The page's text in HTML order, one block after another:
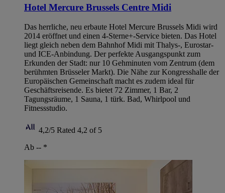
Hotel Mercure Brussels Centre Midi
Das herrliche, neu erbaute Hotel Mercure Brussels Midi wird
2014 eröffnet und einen 4-Sterne+-Service bieten. Das Hotel
liegt gleich neben dem Bahnhof Midi mit Thalys-, Eurostar-
und ICE-Anbindung. Der perfekte Ausgangspunkt zum
Erkunden der Stadt: nur 10 Gehminuten vom Zentrum (dem
berühmten Brüsseler Markt). Die Nähe zur Kongresshalle der
Europäischen Gemeinschaft macht es zudem ideal für
Geschäftsreisende. Es bietet 72 Zimmer, 1 Bar, 2
Tagungsräume, 1 Sauna, 1 türk. Bad, Whirlpool und
Fitnessstudio.
4,2/5 Rated 4,2 of 5
Ab -- *